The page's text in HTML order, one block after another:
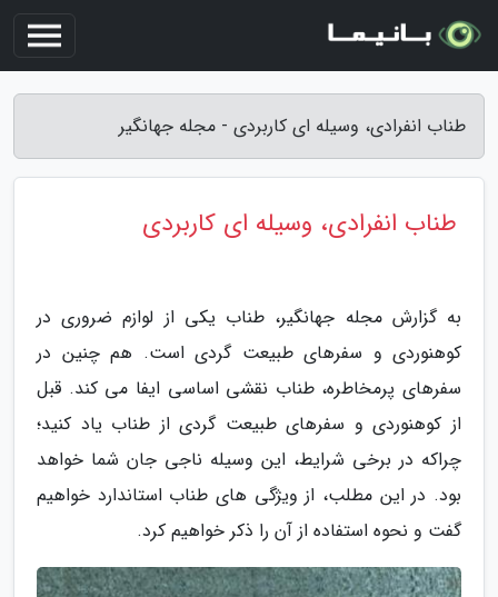
طناب انفرادی، وسیله ای کاربردی - مجله جهانگیر
طناب انفرادی، وسیله ای کاربردی
به گزارش مجله جهانگیر، طناب یکی از لوازم ضروری در
کوهنوردی و سفرهای طبیعت گردی است. هم چنین در
سفرهای پرمخاطره، طناب نقشی اساسی ایفا می کند. قبل
از کوهنوردی و سفرهای طبیعت گردی از طناب یاد کنید؛
چراکه در برخی شرایط، این وسیله ناجی جان شما خواهد
بود. در این مطلب، از ویژگی های طناب استاندارد خواهیم
گفت و نحوه استفاده از آن را ذکر خواهیم کرد.